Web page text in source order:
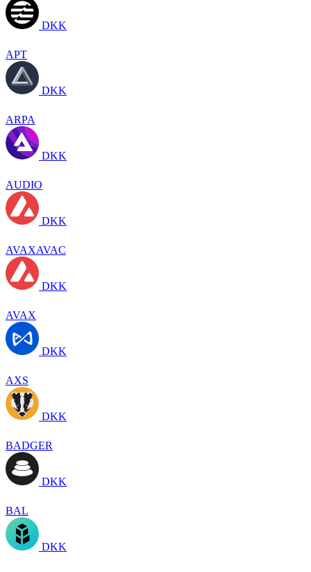
DKK
APT
DKK
ARPA
DKK
AUDIO
DKK
AVAXAVAC
DKK
AVAX
DKK
AXS
DKK
BADGER
DKK
BAL
DKK